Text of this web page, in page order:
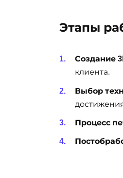
Этапы
Создание
клиента.
Выбор
Процесс